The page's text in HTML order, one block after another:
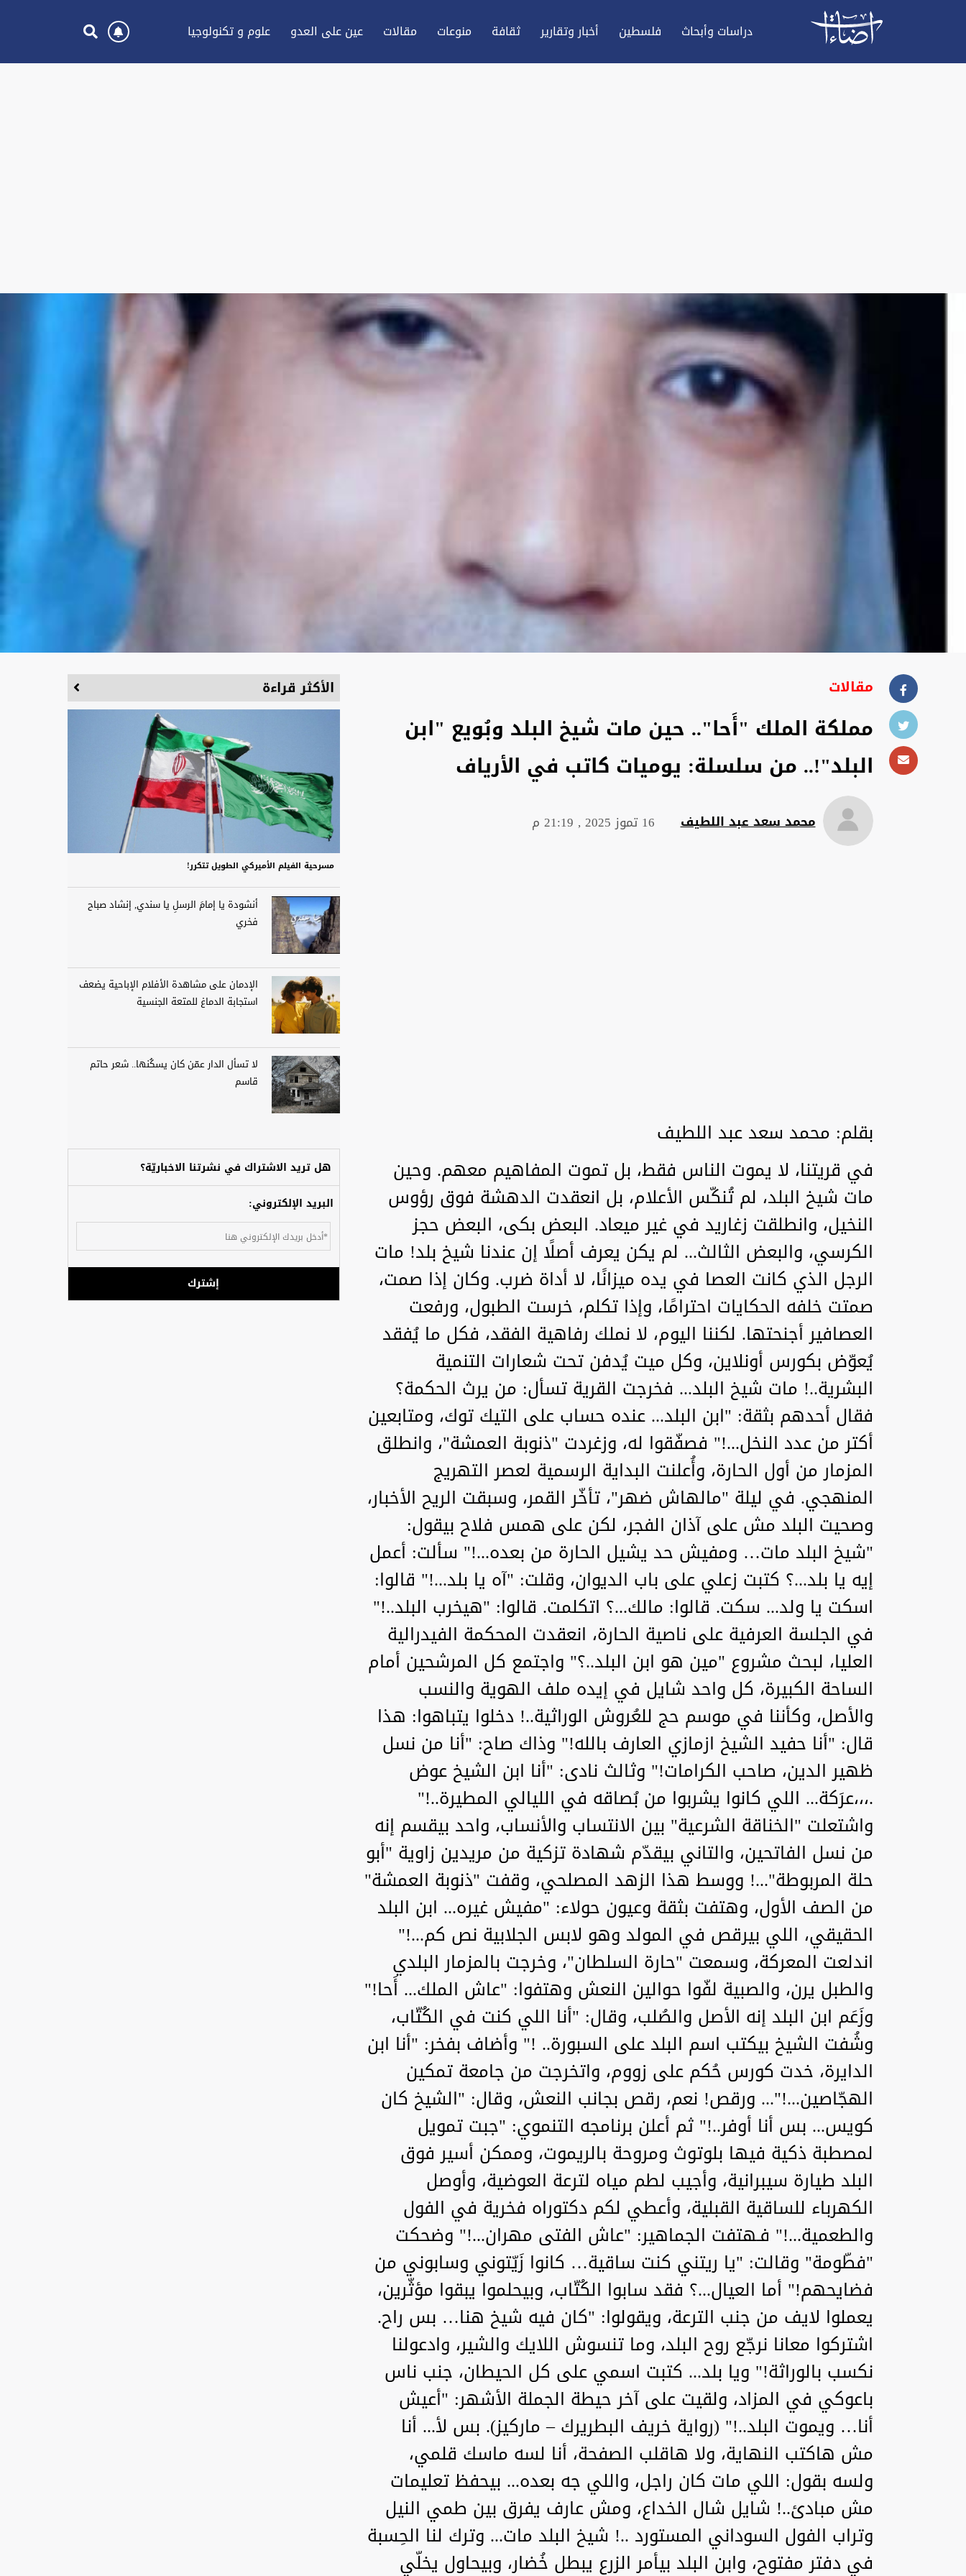
دراسات وأبحاث فلسطين أخبار وتقارير ثقافة منوعات مقالات عين علی العدو علوم و تكنولوجيا
مقالات
مملكة الملك "أَحا".. حين مات شيخ البلد وبُويع "ابن
البلد"!.. من سلسلة: يوميات كاتب في الأرياف
محمد سعد عبد اللطيف 16 تموز 2025 , 21:19 م
بقلم: محمد سعد عبد اللطيف
في قريتنا، لا يموت الناس فقط، بل تموت المفاهيم معهم. وحين
مات شيخ البلد، لم تُنكّس الأعلام، بل انعقدت الدهشة فوق رؤوس
النخيل، وانطلقت زغاريد في غير ميعاد. البعض بكى، البعض حجز
الكرسي، والبعض الثالث... لم يكن يعرف أصلًا إن عندنا شيخ بلد! مات
الرجل الذي كانت العصا في يده ميزانًا، لا أداة ضرب. وكان إذا صمت،
صمتت خلفه الحكايات احترامًا، وإذا تكلم، خرست الطبول، ورفعت
العصافير أجنحتها. لكننا اليوم، لا نملك رفاهية الفقد، فكل ما يُفقد
يُعوّض بكورس أونلاين، وكل ميت يُدفن تحت شعارات التنمية
البشرية..! مات شيخ البلد... فخرجت القرية تسأل: من يرث الحكمة؟
فقال أحدهم بثقة: "ابن البلد... عنده حساب على التيك توك، ومتابعين
أكتر من عدد النخل...!" فصفّقوا له، وزغردت "ذنوبة العمشة"، وانطلق
المزمار من أول الحارة، وأُعلنت البداية الرسمية لعصر التهريج
المنهجي. في ليلة "مالهاش ضهر"، تأخّر القمر، وسبقت الريح الأخبار،
وصحيت البلد مش على آذان الفجر، لكن على همس فلاح بيقول:
"شيخ البلد مات… ومفيش حد يشيل الحارة من بعده...!" سألت: أعمل
إيه يا بلد...؟ كتبت زعلي على باب الديوان، وقلت: "آه يا بلد...!" قالوا:
اسكت يا ولد... سكت. قالوا: مالك...؟ اتكلمت. قالوا: "هيخرب البلد..!"
في الجلسة العرفية على ناصية الحارة، انعقدت المحكمة الفيدرالية
العليا، لبحث مشروع "مين هو ابن البلد..؟" واجتمع كل المرشحين أمام
الساحة الكبيرة، كل واحد شايل في إيده ملف الهوية والنسب
والأصل، وكأننا في موسم حج للعُروش الوراثية..! دخلوا يتباهوا: هذا
قال: "أنا حفيد الشيخ ازمازي العارف بالله!" وذاك صاح: "أنا من نسل
ظهير الدين، صاحب الكرامات!" وثالث نادى: "أنا ابن الشيخ عوض
.،،،عرَكة... اللي كانوا يشربوا من بُصاقه في الليالي المطيرة..!"
واشتعلت "الخناقة الشرعية" بين الانتساب والأنساب، واحد بيقسم إنه
من نسل الفاتحين، والتاني بيقدّم شهادة تزكية من مريدين زاوية "أبو
حلة المربوطة"...! ووسط هذا الزهد المصلحي، وقفت "ذنوبة العمشة"
من الصف الأول، وهتفت بثقة وعيون حولاء: "مفيش غيره... ابن البلد
الحقيقي، اللي بيرقص في المولد وهو لابس الجلابية نص كم...!"
اندلعت المعركة، وسمعت "حارة السلطان"، وخرجت بالمزمار البلدي
والطبل يرن، والصبية لفّوا حوالين النعش وهتفوا: "عاش الملك... أَحا!"
وزَعَم ابن البلد إنه الأصل والصُلب، وقال: "أنا اللي كنت في الكُتّاب،
وشُفت الشيخ بيكتب اسم البلد على السبورة.. !" وأضاف بفخر: "أنا ابن
الدايرة، خدت كورس حُكم على زووم، واتخرجت من جامعة تمكين
الهجّاصين...!"... ورقص! نعم، رقص بجانب النعش، وقال: "الشيخ كان
كويس... بس أنا أوفر..!" ثم أعلن برنامجه التنموي: "جبت تمويل
لمصطبة ذكية فيها بلوتوث ومروحة بالريموت، وممكن أسير فوق
البلد طيارة سيبرانية، وأجيب لطم مياه لترعة العوضية، وأوصل
الكهرباء للساقية القبلية، وأعطي لكم دكتوراه فخرية في الفول
والطعمية...!" فـهتفت الجماهير: "عاش الفتى مهران...!" وضحكت
"فطّومة" وقالت: "يا ريتني كنت ساقية… كانوا زَيّتوني وسابوني من
فضايحهم!" أما العيال...؟ فقد سابوا الكُتّاب، وبيحلموا يبقوا مؤثّرين،
يعملوا لايف من جنب الترعة، ويقولوا: "كان فيه شيخ هنا… بس راح.
اشتركوا معانا نرجّع روح البلد، وما تنسوش اللايك والشير، وادعولنا
نكسب بالوراثة!" ويا بلد... كتبت اسمي على كل الحيطان، جنب ناس
باعوكي في المزاد، ولقيت على آخر حيطة الجملة الأشهر: "أعيش
أنا… ويموت البلد..!" (رواية خريف البطريرك – ماركيز). بس لأ... أنا
مش هاكتب النهاية، ولا هاقلب الصفحة، أنا لسه ماسك قلمي،
ولسه بقول: اللي مات كان راجل، واللي جه بعده... بيحفظ تعليمات
مش مبادئ..! شايل شال الخداع، ومش عارف يفرق بين طمي النيل
وتراب الفول السوداني المستورد ..! شيخ البلد مات... وترك لنا الحِسبة
في دفتر مفتوح، وابن البلد بيأمر الزرع يبطل خُضار، وبيحاول يخلّي
الأكثر قراءة
مسرحية الفيلم الأميركي الطويل تتكرر!
أنشودة يا إمامَ الرسلِ يا سندي, إنشاد صباح
فخري
الإدمان على مشاهدة الأفلام الإباحية يضعف
استجابة الدماغ للمتعة الجنسية
لا تسأل الدار عمّن كان يسكُنها.. شعر حاتم
قاسم
هل تريد الاشتراك في نشرتنا الاخباريّة؟
البريد الإلكتروني:
إشترك